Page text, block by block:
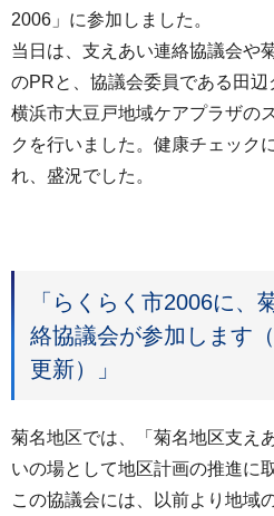
2006」に参加しました。
当日は、支えあい連絡協議会や
のPRと、協議会委員である田辺
横浜市大豆戸地域ケアプラザの
クを行いました。健康チェック
れ、盛況でした。
「らくらく市2006に、
絡協議会が参加します
更新）」
菊名地区では、「菊名地区支え
いの場として地区計画の推進に
この協議会には、以前より地域